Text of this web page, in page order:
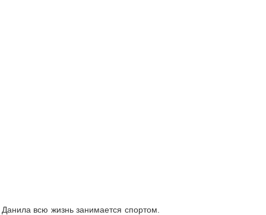
всю жизнь занимается спортом.